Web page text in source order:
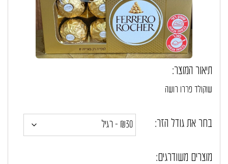
תיאור המוצר:
שוקולד פררו רושה
בחר את גודל הזר:
מוצרים משודרגים: